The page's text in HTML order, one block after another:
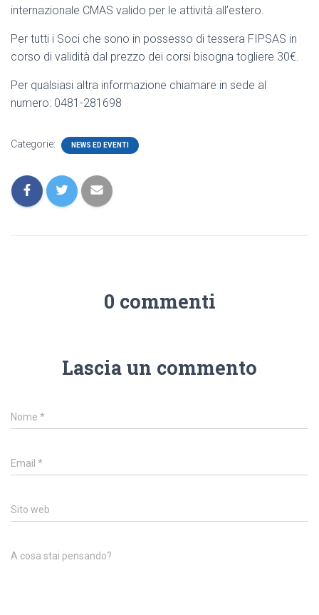
internazionale CMAS valido per le attività all’estero.
Per tutti i Soci che sono in possesso di tessera FIPSAS in
corso di validità dal prezzo dei corsi bisogna togliere 30€.
Per qualsiasi altra informazione chiamare in sede al
numero: 0481-281698
Categorie: NEWS ED EVENTI
0 commenti
Lascia un commento
Nome *
Email *
Sito web
A cosa stai pensando?